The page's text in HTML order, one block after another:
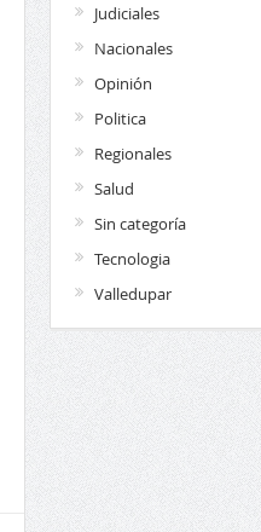
Judiciales
Nacionales
Opinión
Politica
Regionales
Salud
Sin categoría
Tecnologia
Valledupar